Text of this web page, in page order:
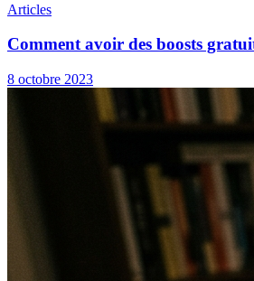
Articles
Comment avoir des boosts
8 octobre 2023